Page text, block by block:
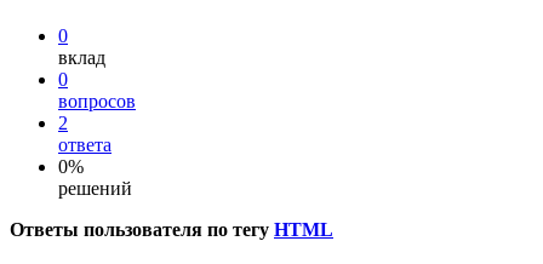
0
вклад
0
вопросов
2
ответа
0%
решений
Ответы пользователя по тегу HTML